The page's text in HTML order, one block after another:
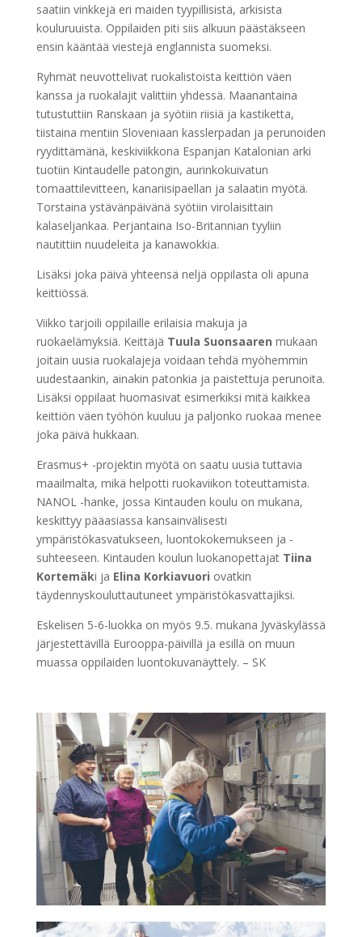
saatiin vinkkejä eri maiden tyypillisistä, arkisista
kouluruuista. Oppilaiden piti siis alkuun päästäkseen
ensin kääntää viestejä englannista suomeksi.
Ryhmät neuvottelivat ruokalistoista keittiön väen
kanssa ja ruokalajit valittiin yhdessä. Maanantaina
tutustuttiin Ranskaan ja syötiin riisiä ja kastiketta,
tiistaina mentiin Sloveniaan kasslerpadan ja perunoiden
ryydittämänä, keskiviikkona Espanjan Katalonian arki
tuotiin Kintaudelle patongin, aurinkokuivatun
tomaattilevitteen, kanariisipaellan ja salaatin myötä.
Torstaina ystävänpäivänä syötiin virolaisittain
kalaseljankaa. Perjantaina Iso-Britannian tyyliin
nautittiin nuudeleita ja kanawokkia.
Lisäksi joka päivä yhteensä neljä oppilasta oli apuna
keittiössä.
Viikko tarjoili oppilaille erilaisia makuja ja
ruokaelämyksiä. Keittäjä Tuula Suonsaaren mukaan
joitain uusia ruokalajeja voidaan tehdä myöhemmin
uudestaankin, ainakin patonkia ja paistettuja perunoita.
Lisäksi oppilaat huomasivat esimerkiksi mitä kaikkea
keittiön väen työhön kuuluu ja paljonko ruokaa menee
joka päivä hukkaan.
Erasmus+ -projektin myötä on saatu uusia tuttavia
maailmalta, mikä helpotti ruokaviikon toteuttamista.
NANOL -hanke, jossa Kintauden koulu on mukana,
keskittyy pääasiassa kansainvälisesti
ympäristökasvatukseen, luontokokemukseen ja -
suhteeseen. Kintauden koulun luokanopettajat Tiina
Kortemäki ja Elina Korkiavuori ovatkin
täydennyskouluttautuneet ympäristökasvattajiksi.
Eskelisen 5-6-luokka on myös 9.5. mukana Jyväskylässä
järjestettävillä Eurooppa-päivillä ja esillä on muun
muassa oppilaiden luontokuvanäyttely. – SK